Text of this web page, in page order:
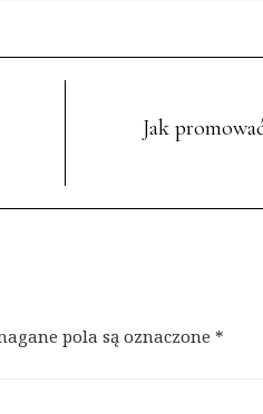
Jak
pola są oznaczone *